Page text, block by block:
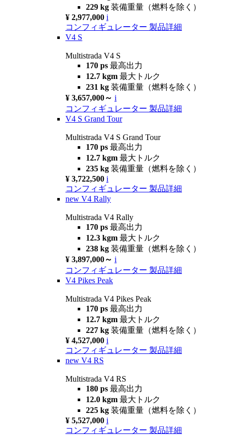
229 kg 装備重量（燃料を除く）
¥ 2,977,000 i
コンフィギュレーター 製品詳細
V4 S
Multistrada V4 S
170 ps 最高出力
12.7 kgm 最大トルク
231 kg 装備重量（燃料を除く）
¥ 3,657,000～ i
コンフィギュレーター 製品詳細
V4 S Grand Tour
Multistrada V4 S Grand Tour
170 ps 最高出力
12.7 kgm 最大トルク
235 kg 装備重量（燃料を除く）
¥ 3,722,500 i
コンフィギュレーター 製品詳細
new V4 Rally
Multistrada V4 Rally
170 ps 最高出力
12.3 kgm 最大トルク
238 kg 装備重量（燃料を除く）
¥ 3,897,000～ i
コンフィギュレーター 製品詳細
V4 Pikes Peak
Multistrada V4 Pikes Peak
170 ps 最高出力
12.7 kgm 最大トルク
227 kg 装備重量（燃料を除く）
¥ 4,527,000 i
コンフィギュレーター 製品詳細
new V4 RS
Multistrada V4 RS
180 ps 最高出力
12.0 kgm 最大トルク
225 kg 装備重量（燃料を除く）
¥ 5,527,000 i
コンフィギュレーター 製品詳細